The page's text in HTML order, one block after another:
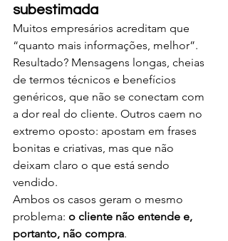
subestimada
Muitos empresários acreditam que
“quanto mais informações, melhor”.
Resultado? Mensagens longas, cheias
de termos técnicos e benefícios
genéricos, que não se conectam com
a dor real do cliente. Outros caem no
extremo oposto: apostam em frases
bonitas e criativas, mas que não
deixam claro o que está sendo
vendido.
Ambos os casos geram o mesmo
problema: o cliente não entende e,
portanto, não compra.